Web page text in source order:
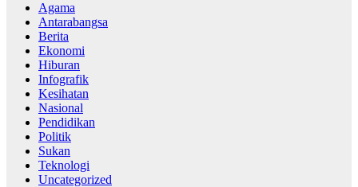
Agama
Antarabangsa
Berita
Ekonomi
Hiburan
Infografik
Kesihatan
Nasional
Pendidikan
Politik
Sukan
Teknologi
Uncategorized